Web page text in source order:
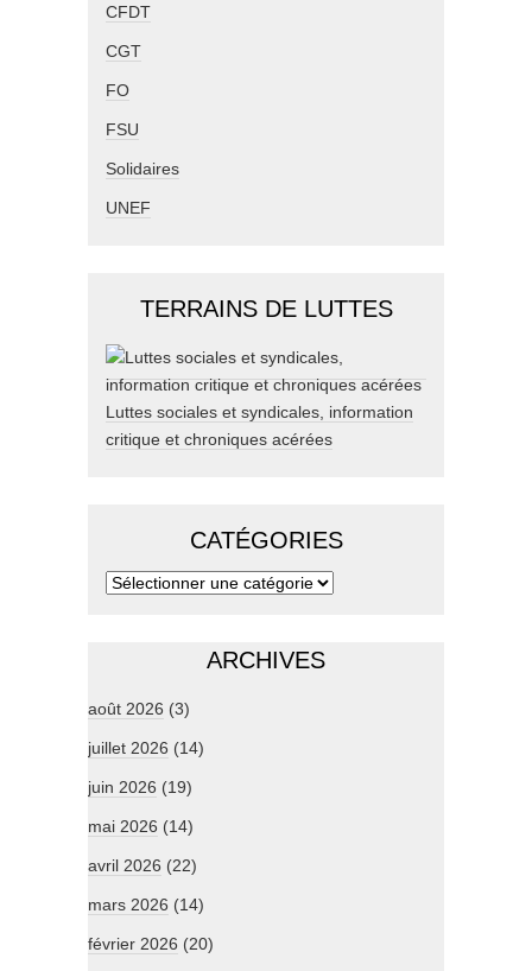
CFDT
CGT
FO
FSU
Solidaires
UNEF
TERRAINS DE LUTTES
Luttes sociales et syndicales, information
critique et chroniques acérées
CATÉGORIES
ARCHIVES
août 2026 (3)
juillet 2026 (14)
juin 2026 (19)
mai 2026 (14)
avril 2026 (22)
mars 2026 (14)
février 2026 (20)